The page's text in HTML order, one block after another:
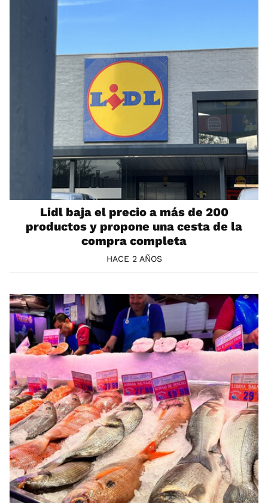
Lidl baja el precio a más de 200
productos y propone una cesta de la
compra completa
HACE 2 AÑOS